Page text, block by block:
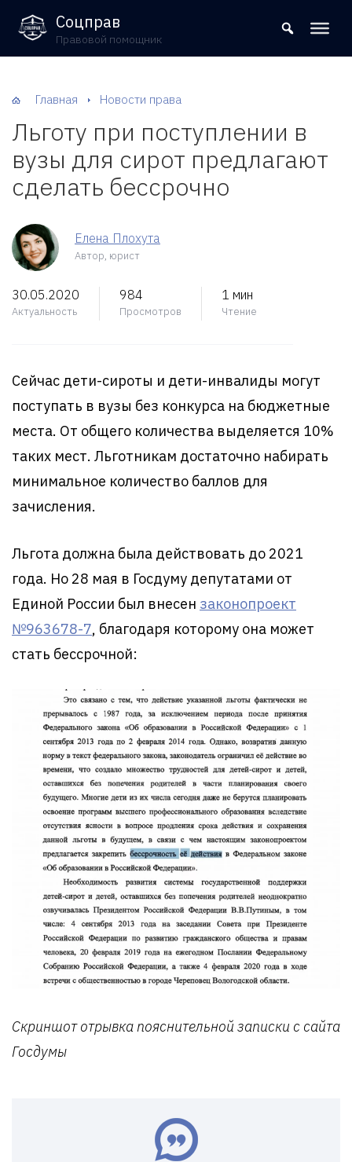
8 (800) 302-09-37
Соцправ
Правовой помощник
Главная Новости права
Льготу при поступлении в
вузы для сирот предлагают
сделать бессрочно
Елена Плохута
Автор, юрист
30.05.2020
Актуальность
984
Просмотров
1 мин
Чтение
Сейчас дети-сироты и дети-инвалиды могут
поступать в вузы без конкурса на бюджетные
места. От общего количества выделяется 10%
таких мест. Льготникам достаточно набирать
минимальное количество баллов для
зачисления.
Льгота должна была действовать до 2021
года. Но 28 мая в Госдуму депутатами от
Единой России был внесен законопроект
№963678-7, благодаря которому она может
стать бессрочной:
Скриншот отрывка пояснительной записки с сайта
Госдумы